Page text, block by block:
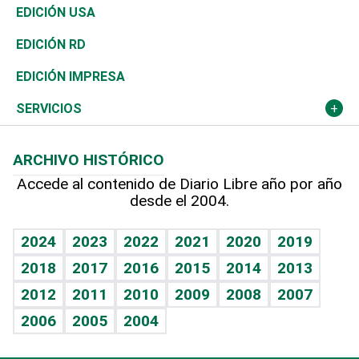
Reportajes
África
Ocenanía
Caribe
Resto del mundo
Vivienda
Telecom.
Global y variable
Economía personal
Buena Vida
Sociales
Novedades
Podcast Arte Libre
Hablando con el pediatra
Vida y familia
Eñe
Celebrando la vida
Sin complejos
Ciclismo
Tenis
Olimpismo
Más deportes
Línea de hit
TBT Deportivo
En Directo
El Espía
Noticiero Poteleche
Columnistas
Más firmas
Tecnología
Historia
Martes de tecnología
Cambio climático
Economía
Revista
Deportes
Opinión
Hecho en casa
Guía del dinero
EDICIÓN USA
EDICIÓN RD
EDICIÓN IMPRESA
SERVICIOS
Cumpleaños
Horóscopos
Crucigramas
ARCHIVO HISTÓRICO
Accede al contenido de Diario Libre año por año
desde el 2004.
2024 2023 2022 2021 2020
2019
2018
2017 2016 2015 2014
2013
2012
2011 2010 2009 2008
2007
2006
2005 2004